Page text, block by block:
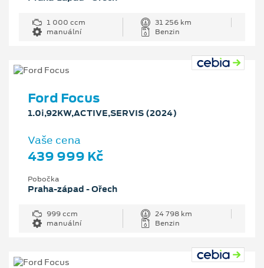
1 000 ccm
31 256 km
manuální
Benzin
Ford Focus
1.0i,92KW,ACTIVE,SERVIS (2024)
Vaše cena
439 999 Kč
Pobočka
Praha-západ - Ořech
999 ccm
24 798 km
manuální
Benzin